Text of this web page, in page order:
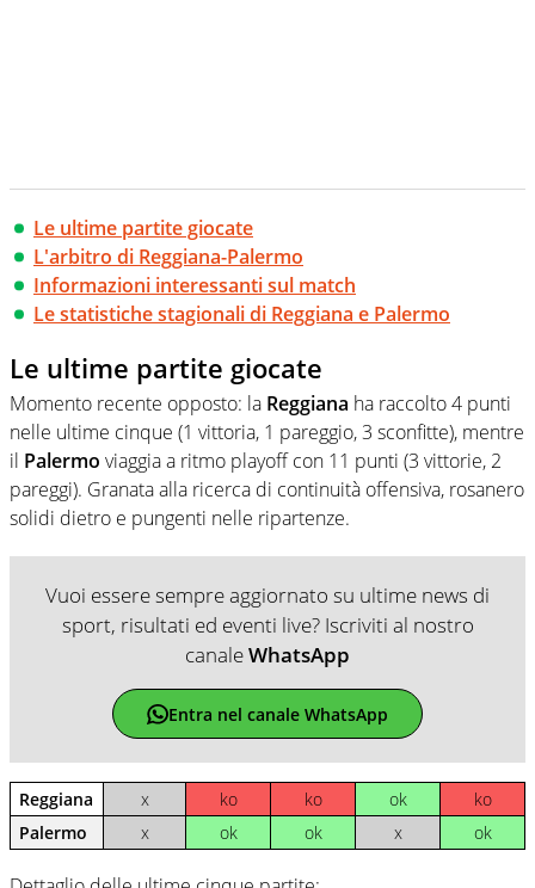
Le ultime partite giocate
L'arbitro di Reggiana-Palermo
Informazioni interessanti sul match
Le statistiche stagionali di Reggiana e Palermo
Le ultime partite giocate
Momento recente opposto: la Reggiana ha raccolto 4 punti
nelle ultime cinque (1 vittoria, 1 pareggio, 3 sconfitte), mentre
il Palermo viaggia a ritmo playoff con 11 punti (3 vittorie, 2
pareggi). Granata alla ricerca di continuità offensiva, rosanero
solidi dietro e pungenti nelle ripartenze.
Vuoi essere sempre aggiornato su ultime news di
sport, risultati ed eventi live? Iscriviti al nostro
canaleWhatsApp
Entra nel canale WhatsApp
Reggiana x ko ko ok
ko
Palermo
x ok ok x ok